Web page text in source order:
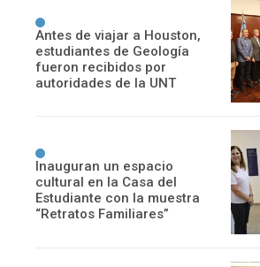
Antes de viajar a Houston,
estudiantes de Geología
fueron recibidos por
autoridades de la UNT
Inauguran un espacio
cultural en la Casa del
Estudiante con la muestra
“Retratos Familiares”